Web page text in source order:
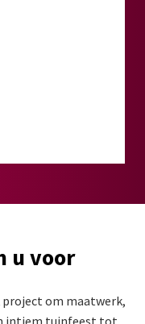
u voor
om maatwerk,
intiem tuinfeest tot